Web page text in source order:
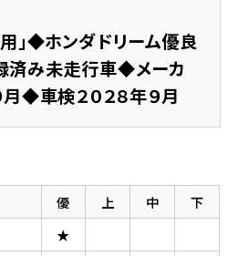
用」◆ホンダドリーム優良
み未走行車◆メーカ
月◆車検２０２８年９月
優 上 中
下
★